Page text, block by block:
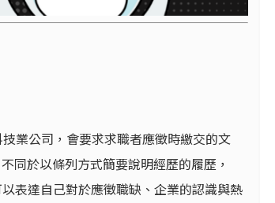
業公司，會要求求職者應徵時繳交的文
同於以條列方式簡要說明經歷的履歷，
表達自己對於應徵職缺、企業的認識與熱